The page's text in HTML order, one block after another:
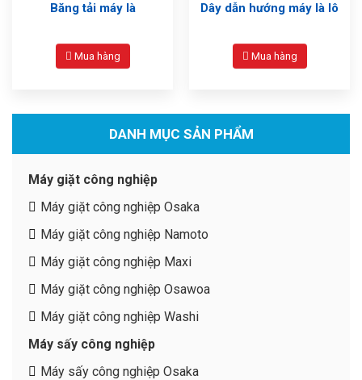
DANH MỤC SẢN PHẨM
Máy giặt công nghiệp
Máy giặt công nghiệp Osaka
Máy giặt công nghiệp Namoto
Máy giặt công nghiệp Maxi
Máy giặt công nghiệp Osawoa
Máy giặt công nghiệp Washi
Máy sấy công nghiệp
Máy sấy công nghiệp Osaka
Băng tải máy là
Mua hàng
Dây dẫn hướng máy là lô
Mua hàng